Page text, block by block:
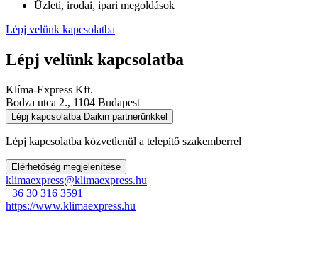
Üzleti, irodai, ipari megoldások
Lépj velünk kapcsolatba
Lépj velünk kapcsolatba
Klíma-Express Kft.
Bodza utca 2., 1104 Budapest
Lépj kapcsolatba Daikin partnerünkkel
Lépj kapcsolatba közvetlenül a telepítő szakemberrel
Elérhetőség megjelenítése
klimaexpress@klimaexpress.hu
+36 30 316 3591
https://www.klimaexpress.hu